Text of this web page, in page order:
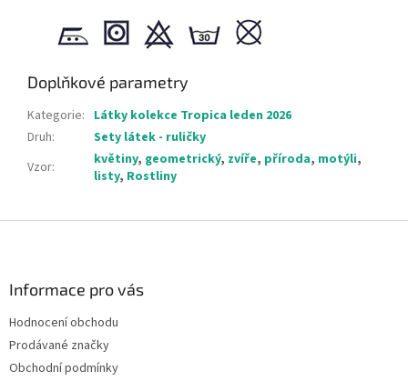
Doplňkové parametry
Kategorie: Látky kolekce Tropica leden 2026
Druh:
Sety látek - ruličky
Vzor: květiny, geometrický, zvíře, příroda, motýli,
listy, Rostliny
Informace pro vás
Hodnocení obchodu
Prodávané značky
Obchodní podmínky